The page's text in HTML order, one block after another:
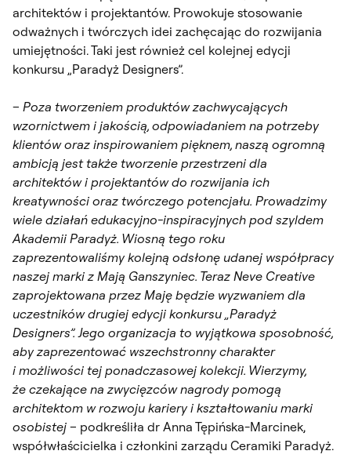
architektów i projektantów. Prowokuje stosowanie
odważnych i twórczych idei zachęcając do rozwijania
umiejętności. Taki jest również cel kolejnej edycji
konkursu „Paradyż Designers”.
– Poza tworzeniem produktów zachwycających
wzornictwem i jakością, odpowiadaniem na potrzeby
klientów oraz inspirowaniem pięknem, naszą ogromną
ambicją jest także tworzenie przestrzeni dla
architektów i projektantów do rozwijania ich
kreatywności oraz twórczego potencjału. Prowadzimy
wiele działań edukacyjno-inspiracyjnych pod szyldem
Akademii Paradyż. Wiosną tego roku
zaprezentowaliśmy kolejną odsłonę udanej współpracy
naszej marki z Mają Ganszyniec. Teraz Neve Creative
zaprojektowana przez Maję będzie wyzwaniem dla
uczestników drugiej edycji konkursu „Paradyż
Designers”. Jego organizacja to wyjątkowa sposobność,
aby zaprezentować wszechstronny charakter
i możliwości tej ponadczasowej kolekcji. Wierzymy,
że czekające na zwycięzców nagrody pomogą
architektom w rozwoju kariery i kształtowaniu marki
osobistej – podkreśliła dr Anna Tępińska-Marcinek,
współwłaścicielka i członkini zarządu Ceramiki Paradyż.